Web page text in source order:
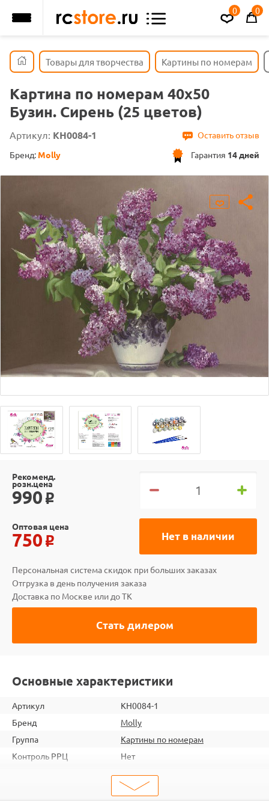
0 0
Товары для творчества Картины по номерам
Картина по номерам 40х50
Бузин. Сирень (25 цветов)
Артикул: KH0084-1
Оставить отзыв
Гарантия 14 дней
Бренд: Molly
Рекоменд.
розн.цена
990 o
Нет в наличии
Оптовая цена
750 o
Персональная система скидок при больших заказах
Отгрузка в день получения заказа
Доставка по Москве или до ТК
Стать дилером
Основные характеристики
Артикул
KH0084-1
Бренд
Molly
Группа
Картины по номерам
Контроль РРЦ
Нет
20
4660011873657